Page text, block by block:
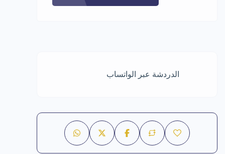
الدردشة عبر الواتساب